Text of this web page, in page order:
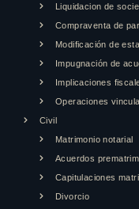
Liquidacion de
Compraventa de
Modificación de
Impugnación de
Implicaciones
Operaciones
Civil
Matrimonio notarial
Acuerdos
Capitulaciones
Divorcio